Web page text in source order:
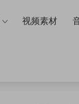
视频素材